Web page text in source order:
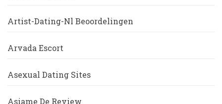
Artist-Dating-Nl Beoordelingen
Arvada Escort
Asexual Dating Sites
Asiame De Review